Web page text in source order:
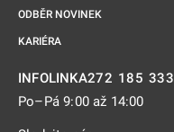
ODBĚR NOVINEK
KARIÉRA
INFOLINKA272 185 333
Po–Pá 9:00 až 14:00